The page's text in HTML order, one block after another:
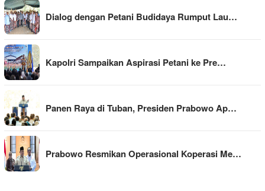
Dialog dengan Petani Budidaya Rumput Lau…
Kapolri Sampaikan Aspirasi Petani ke Pre…
Panen Raya di Tuban, Presiden Prabowo Ap…
Prabowo Resmikan Operasional Koperasi Me…